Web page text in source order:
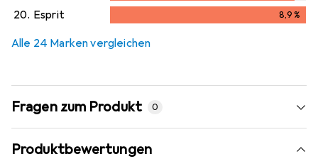
8,4%
20. Esprit 8,9%
Alle 24 Marken vergleichen
Fragen zum Produkt 0
Produktbewertungen